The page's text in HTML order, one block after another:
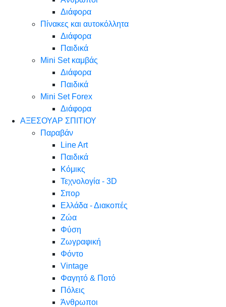
Διάφορα
Πίνακες και αυτοκόλλητα
Διάφορα
Παιδικά
Mini Set καμβάς
Διάφορα
Παιδικά
Mini Set Forex
Διάφορα
ΑΞΕΣΟΥΑΡ ΣΠΙΤΙΟΥ
Παραβάν
Line Art
Παιδικά
Κόμικς
Τεχνολογία - 3D
Σπορ
Ελλάδα - Διακοπές
Ζώα
Φύση
Ζωγραφική
Φόντο
Vintage
Φαγητό & Ποτό
Πόλεις
Άνθρωποι